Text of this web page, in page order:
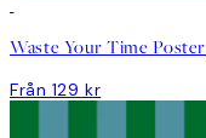
Waste Your Time Poster
Från 129 kr